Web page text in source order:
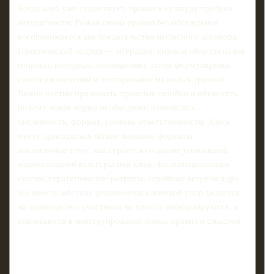
Когда клуб уже существует, правки в культуру требуют
аккуратности. Резкая смена правил без обсуждения
воспринимается как предательство негласного договора.
Практический подход — итерации: сначала сбор сигналов
(опросы, интервью, наблюдения), затем формулировка
гипотез изменений и тестирование на малых группах.
Важно честно признавать прошлые ошибки и объяснять,
почему новая норма необходима: изменилась
численность, формат, уровень ответственности. Здесь
могут пригодиться лёгкие внешние форматы,
аналогичные тому, как строится создание уникальной
корпоративной культуры под ключ: фасилитированные
сессии, стратегические ретриты, серийные встречи ядра.
Но вместо жёстких регламентов ключевой упор делается
на соавторство: участники не просто информируются, а
вовлекаются в конструирование новых правил и смыслов.